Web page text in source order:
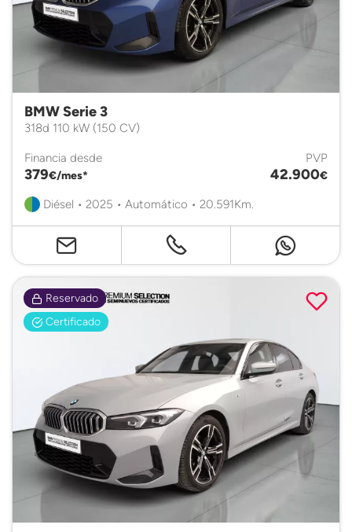
BMW Serie 3
318d 110 kW (150 CV)
Financia desde
379€/mes*
PVP
42.900€
Diésel • 2025 • Automático • 20.591Km.
Reservado
Certificado